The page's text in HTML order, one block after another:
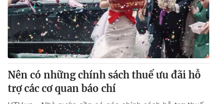
VTV Sức khoẻ Bất động sản
Thị trường 24h Tấm lòng Việt
VTV4 Vươn mình bằng AI
VTV9
Nên có những chính sách thuế ưu đãi hỗ
trợ các cơ quan báo chí